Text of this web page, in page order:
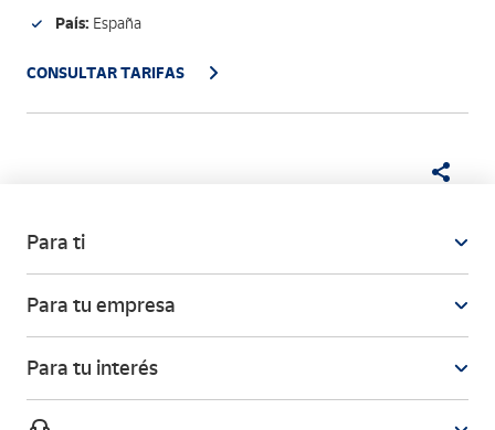
País: España
CONSULTAR TARIFAS
Para ti
Para tu empresa
Para tu interés